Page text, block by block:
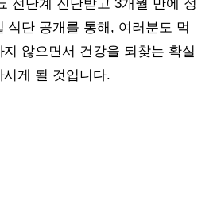
전단계 진단받고 3개월 만에 정
식단 공개를 통해, 여러분도 먹
않으면서 건강을 되찾는 확실
게 될 것입니다.